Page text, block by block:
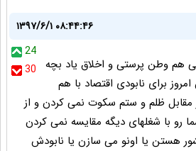
۱۳۹۷/۶/۱ ۰۸:۴۴:۴۶
24
30
هم وطن پرستی و اخلاق یاد بچه
برای نابودی اقتصاد با هم
مقابل ظلم و ستم سکوت نمی کردن و از
رو با شغلهای دیگه مقایسه نمی کردن
هستن یا اونو می سازن یا نابودش